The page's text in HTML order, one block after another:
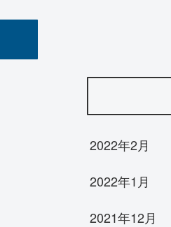
2022年2月
2022年1月
2021年12月